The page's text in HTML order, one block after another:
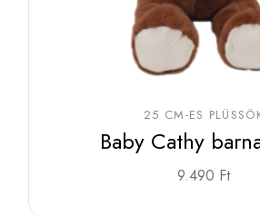
25 CM-ES
Baby Cathy
9.490 Ft